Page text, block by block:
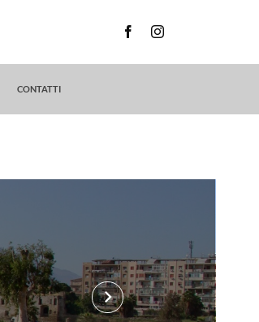
CONTATTI
keyboard_arrow_right